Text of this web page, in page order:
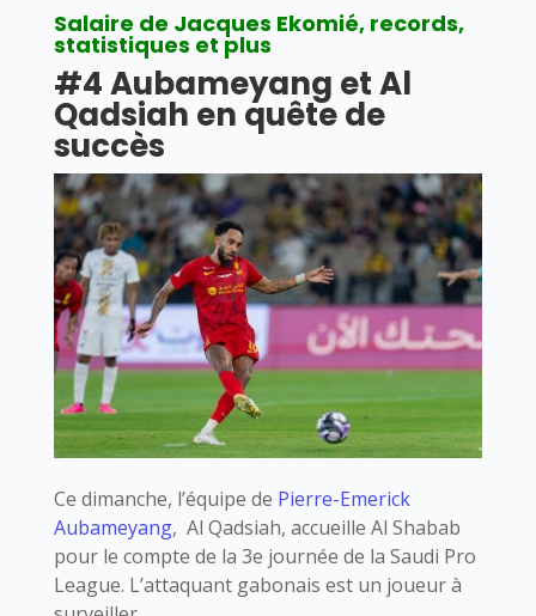
Salaire de Jacques Ekomié, records,
statistiques et plus
#4 Aubameyang et Al
Qadsiah en quête de
succès
Ce dimanche, l’équipe de Pierre-Emerick
Aubameyang, Al Qadsiah, accueille Al Shabab
pour le compte de la 3e journée de la Saudi Pro
League. L’attaquant gabonais est un joueur à